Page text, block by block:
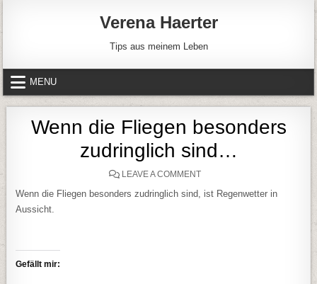
Verena Haerter
Tips aus meinem Leben
MENU
Wenn die Fliegen besonders
zudringlich sind…
LEAVE A COMMENTON WENN DIE FLIEGEN
Wenn die Fliegen besonders zudringlich sind, ist Regenwetter in
Aussicht.
Gefällt mir: